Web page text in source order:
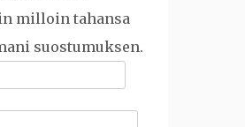
milloin tahansa
suostumuksen.